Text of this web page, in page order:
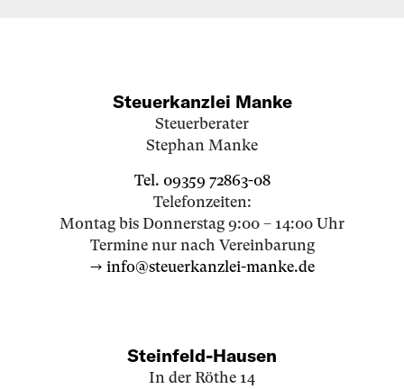
Steuerkanzlei Manke
Steuerberater
Stephan Manke
Tel. 09359 72863-08
Telefonzeiten:
Montag bis Donnerstag 9:00 – 14:00 Uhr
Termine nur nach Vereinbarung
→ info@steuerkanzlei-manke.de
Steinfeld-Hausen
In der Röthe 14